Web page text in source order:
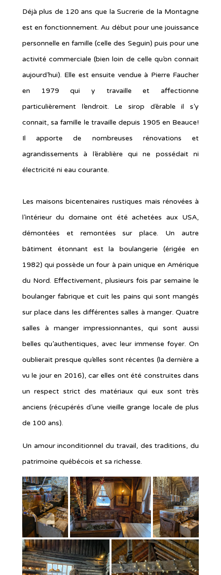
Déjà plus de 120 ans que la Sucrerie de la Montagne
est en fonctionnement. Au début pour une jouissance
personnelle en famille (celle des Seguin) puis pour une
activité commerciale (bien loin de celle qu’on connait
aujourd’hui). Elle est ensuite vendue à Pierre Faucher
en 1979 qui y travaille et affectionne
particulièrement l’endroit. Le sirop d’érable il s’y
connait, sa famille le travaille depuis 1905 en Beauce!
Il apporte de nombreuses rénovations et
agrandissements à l’érablière qui ne possédait ni
électricité ni eau courante.
Les maisons bicentenaires rustiques mais rénovées à
l’intérieur du domaine ont été achetées aux USA,
démontées et remontées sur place. Un autre
bâtiment étonnant est la boulangerie (érigée en
1982) qui possède un four à pain unique en Amérique
du Nord. Effectivement, plusieurs fois par semaine le
boulanger fabrique et cuit les pains qui sont mangés
sur place dans les différentes salles à manger. Quatre
salles à manger impressionnantes, qui sont aussi
belles qu’authentiques, avec leur immense foyer. On
oublierait presque qu’elles sont récentes (la dernière a
vu le jour en 2016), car elles ont été construites dans
un respect strict des matériaux qui eux sont très
anciens (récupérés d’une vieille grange locale de plus
de 100 ans).
Un amour inconditionnel du travail, des traditions, du
patrimoine québécois et sa richesse.